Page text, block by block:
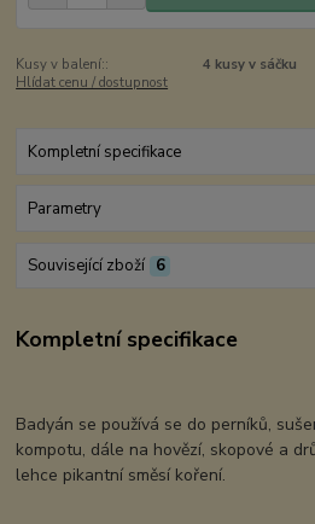
Kusy v balení::
4 kusy v sáčku
Hlídat cenu / dostupnost
Kompletní specifikace
Parametry
Související zboží 6
Kompletní specifikace
Badyán se používá se do perníků,
kompotu, dále na hovězí, skopové a
lehce pikantní směsí koření.